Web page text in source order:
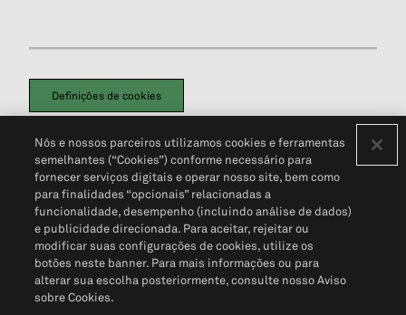
Definições de cookies
Política de PrivacidadePortal de privacidade do cliente (em inglês)
Não Venda Minhas Informações Pessoais© 2026 S&P Global
Nós e nossos parceiros utilizamos cookies e ferramentas
semelhantes (“Cookies”) conforme necessário para
fornecer serviços digitais e operar nosso site, bem como
para finalidades “opcionais” relacionadas a
funcionalidade, desempenho (incluindo análise de dados)
e publicidade direcionada. Para aceitar, rejeitar ou
modificar suas configurações de cookies, utilize os
botões neste banner. Para mais informações ou para
alterar sua escolha posteriormente, consulte nosso Aviso
sobre Cookies.